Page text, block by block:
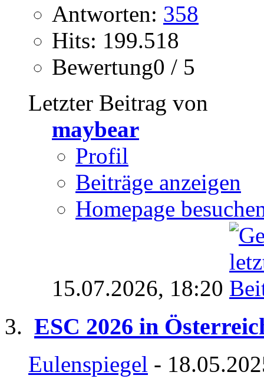
Antworten: 358
Hits: 199.518
Bewertung0 / 5
Letzter Beitrag von
maybear
Profil
Beiträge anzeigen
Homepage
15.07.2026, 18:20
ESC 2026 in
Eulenspiegel -